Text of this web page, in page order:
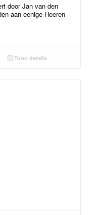
door Jan van den
aan eenige Heeren
Toon details